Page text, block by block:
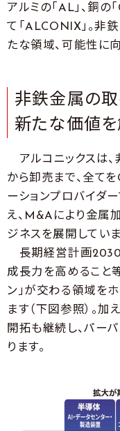
アルミの「AL」、銅の
て「ALCONIX」。非
たな領域、可能性に
非鉄金属の取
新たな価値
アルコニックスは、
から卸売まで、全て
ーションプロバイダ
え、M&Aにより金属
ジネスを展開していま
長期経営計画2030
成長力を高めること等
ン」が交わる領域を
ます（下図参照）。
開拓も継続し、パー
ります。